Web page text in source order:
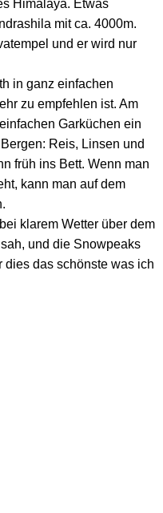
Himalaya. Etwas
mit ca. 4000m.
und er wird nur
in ganz einfachen
zu empfehlen ist. Am
Garküchen ein
Reis, Linsen und
früh ins Bett. Wenn man
kann man auf dem
klarem Wetter über dem
und die Snowpeaks
dies das schönste was ich